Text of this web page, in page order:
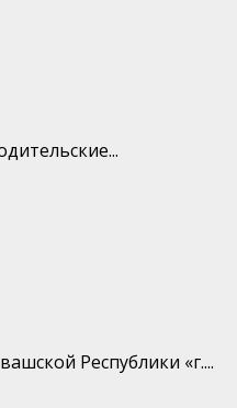
Республики «г....